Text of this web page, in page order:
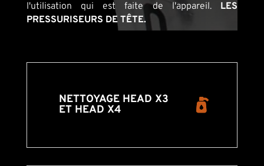
l'utilisation qui est faite de l'appareil. LES
PRESSURISEURS DE TÊTE.
NETTOYAGE HEAD X3
ET HEAD X4